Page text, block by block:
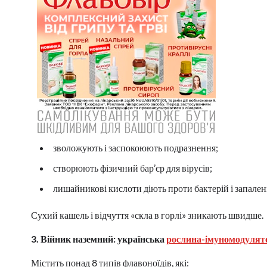
зволожують і заспокоюють подразнення;
створюють фізичний бар’єр для вірусів;
лишайникові кислоти діють проти бактерій і
Сухий кашель і відчуття «скла в горлі» зникають швидше.
3. Війник наземний: українська рослина-
Містить понад 8 типів флавоноїдів, які: